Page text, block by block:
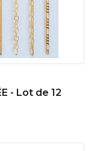
- Lot de 12